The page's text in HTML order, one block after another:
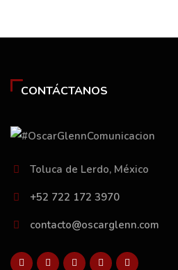
CONTÁCTANOS
Toluca de Lerdo, México
+52 722 172 3970
contacto@oscarglenn.com